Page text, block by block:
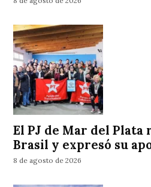
El PJ de Mar del Plata
Brasil y expresó su
8 de agosto de 2026